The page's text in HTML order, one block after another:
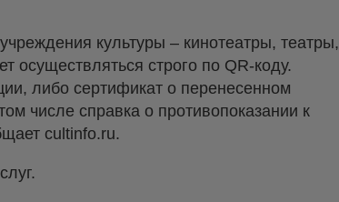
культуры – кинотеатры, театры,
осуществляться строго по QR-коду.
либо сертификат о перенесенном
числе справка о противопоказании к
cultinfo.ru.